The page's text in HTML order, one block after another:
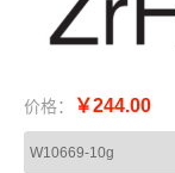
价格： ￥244.00